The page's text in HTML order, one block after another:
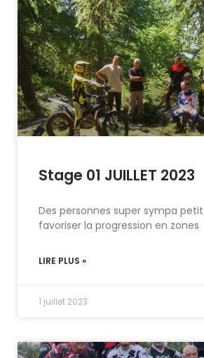
Stage 01 JUILLET 2023
Des personnes super sympa
favoriser la progression en zones
LIRE PLUS »
1 juillet 2023